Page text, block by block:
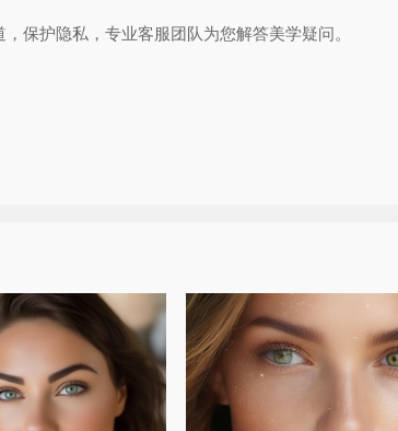
保护隐私，专业客服团队为您解答美学疑问。